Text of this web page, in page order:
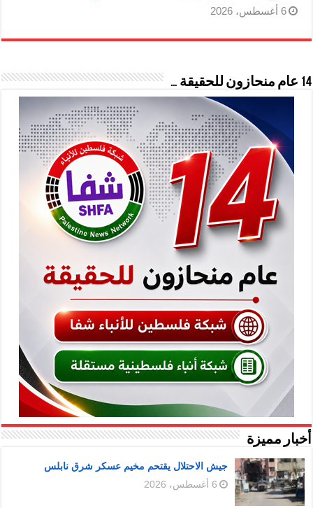
6 أغسطس، 2026
14 عام منحازون للحقيقة …
أخبار مميزة
جيش الاحتلال يقتحم مخيم عسكر شرق نابلس
6 أغسطس، 2026